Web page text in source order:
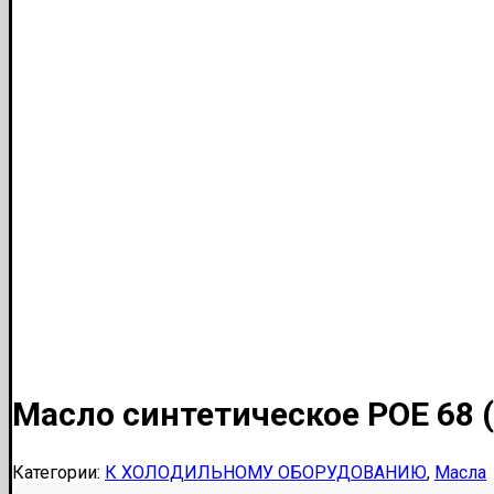
Масло синтетическое POE 68
Категории: К ХОЛОДИЛЬНОМУ ОБОРУДОВАНИЮ, Масла